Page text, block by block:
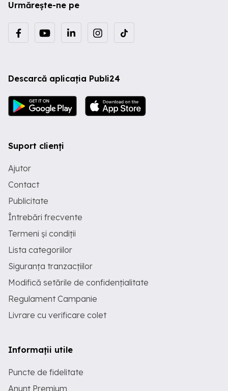
Urmărește-ne pe
Descarcă aplicația Publi24
Suport clienți
Ajutor
Contact
Publicitate
Întrebări frecvente
Termeni și condiții
Lista categoriilor
Siguranța tranzacțiilor
Modifică setările de confidențialitate
Regulament Campanie
Livrare cu verificare colet
Informații utile
Puncte de fidelitate
Anunț Premium